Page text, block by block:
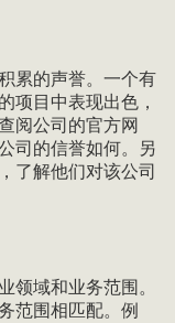
累的声誉。一个有
项目中表现出色，
阅公司的官方网
司的信誉如何。另
了解他们对该公司
领域和业务范围。
范围相匹配。例